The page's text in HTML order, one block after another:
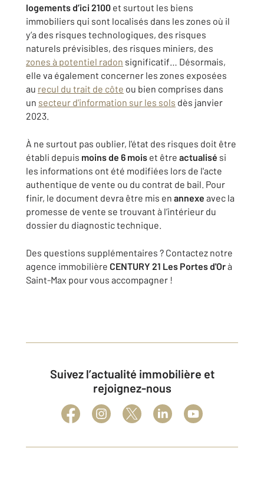
logements d’ici 2100 et surtout les biens
immobiliers qui sont localisés dans les zones où il
y’a des risques technologiques, des risques
naturels prévisibles, des risques miniers, des
zones à potentiel radon significatif… Désormais,
elle va également concerner les zones exposées
au recul du trait de côte ou bien comprises dans
un secteur d'information sur les sols dès janvier
2023.
À ne surtout pas oublier, l'état des risques doit être
établi depuis moins de 6 mois et être actualisé si
les informations ont été modifiées lors de l'acte
authentique de vente ou du contrat de bail. Pour
finir, le document devra être mis en annexe avec la
promesse de vente se trouvant à l’intérieur du
dossier du diagnostic technique.
Des questions supplémentaires ? Contactez notre
agence immobilière CENTURY 21 Les Portes d'Orà
Saint-Max pour vous accompagner !
Suivez l’actualité immobilière et
rejoignez-nous